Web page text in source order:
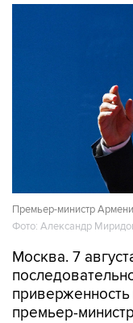
Премьер-министр
Фото: Александр
Москва. 7
премьер-